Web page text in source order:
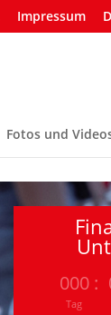
Impressum
Fotos und
000
Tag
: